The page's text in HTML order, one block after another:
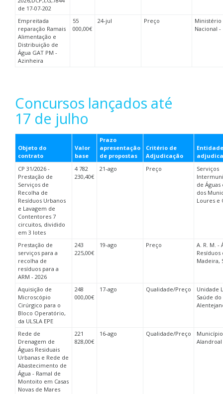
de 17-07-202
Empreitada
reparação Ramais
Alimentação e
Distribuição de
Água GAT PM -
Azinheira
55
000,00€
24-jul Preço
Ministério
Nacional
Concursos lançados até
17 de julho
Objeto do
contrato
Valor
base
Prazo
apresentação
de propostas
Critério de
Adjudicação
Entidade
CP 31/2026 -
Prestação de
Serviços de
Recolha de
Resíduos Urbanos
e Lavagem de
Contentores 7
circuitos, dividido
em 3 lotes
4 782
230,40€
21-ago Preço
Serviços
de Águas
dos
Loures e
Prestação de
serviços para a
recolha de
resíduos para a
ARM - 2026
243
225,00€
19-ago Preço
A. R. M. -
Resíduos
Madeira,
Aquisição de
Microscópio
Cirúrgico para o
Bloco Operatório,
da ULSLA EPE
248
000,00€
17-ago Qualidade/Preço
Unidade
Saúde
Rede de
Drenagem de
Águas Residuais
Urbanas e Rede de
Abastecimento de
Água - Ramal de
Montoito em Casas
Novas de Mares
221
828,00€
16-ago Qualidade/Preço
Alandroal